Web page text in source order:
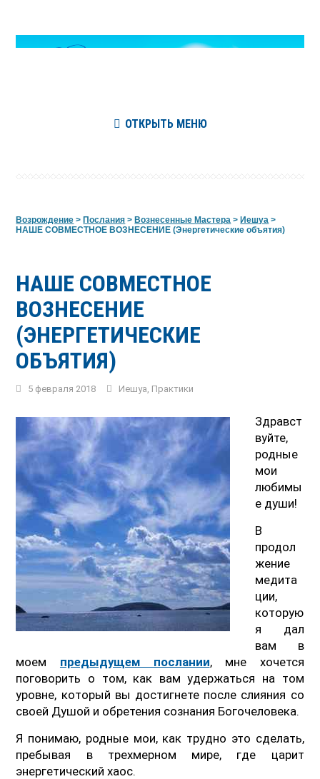
ОТКРЫТЬ МЕНЮ
Возрождение >Послания >Вознесенные Мастера >Иешуа >
НАШЕ СОВМЕСТНОЕ ВОЗНЕСЕНИЕ (Энергетические объятия)
НАШЕ СОВМЕСТНОЕ
ВОЗНЕСЕНИЕ
(ЭНЕРГЕТИЧЕСКИЕ
ОБЪЯТИЯ)
5 февраля 2018 Иешуа Практики
Здравст
вуйте,
родные
мои
любимы
е души!
В
продол
жение
медита
ции,
которую
я дал
вам в
моем предыдущем послании, мне хочется
поговорить о том, как вам удержаться на том
уровне, который вы достигнете после слияния со
своей Душой и обретения сознания Богочеловека.
Я понимаю, родные мои, как трудно это сделать,
пребывая в трехмерном мире, где царит
энергетический хаос.